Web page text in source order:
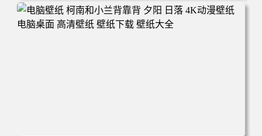
电脑壁纸 动漫 兔子朱迪 狐狸尼克 疯狂动物城 秋叶 秋天森
林 蓝天 4k壁纸 电脑桌面 高清壁纸 壁纸下载 壁纸大全